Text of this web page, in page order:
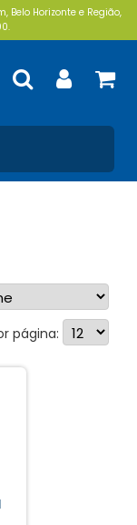
Belo Horizonte e Região,
página: